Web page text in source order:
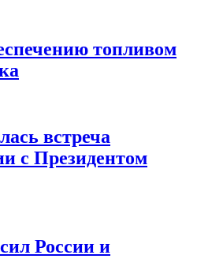
топливом
встреча
с Президентом
России и